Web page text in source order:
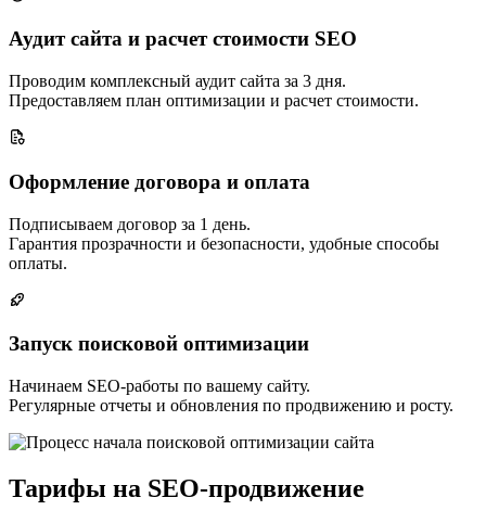
Аудит сайта и расчет стоимости SEO
Проводим комплексный аудит сайта за 3 дня.
Предоставляем план оптимизации и расчет стоимости.
Оформление договора и оплата
Подписываем договор за 1 день.
Гарантия прозрачности и безопасности, удобные способы
оплаты.
Запуск поисковой оптимизации
Начинаем SEO-работы по вашему сайту.
Регулярные отчеты и обновления по продвижению и росту.
Тарифы на SEO-продвижение